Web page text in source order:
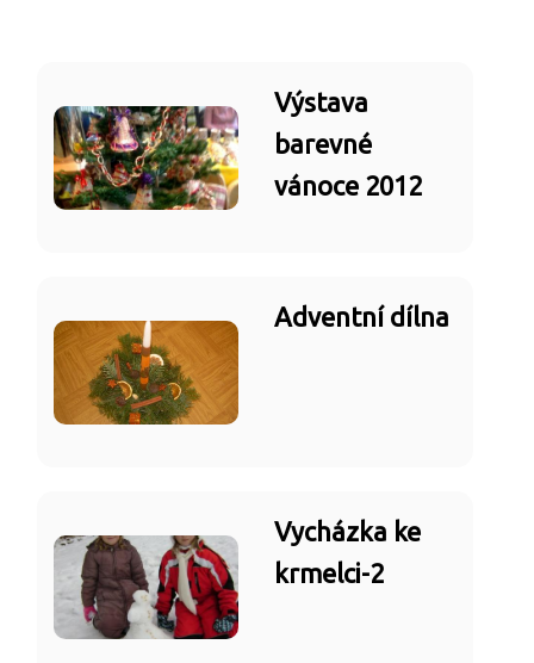
Výstava
barevné
vánoce 2012
Adventní dílna
Vycházka ke
krmelci-2